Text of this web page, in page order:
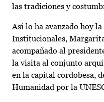
las tradiciones y
Así lo ha avanzado hoy
Institucionales,
acompañado al
la visita al conjunto
en la capital cordobesa,
Humanidad por la